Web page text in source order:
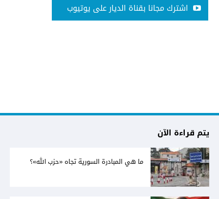
اشترك مجانا بقناة الديار على يوتيوب
يتم قراءة الآن
ما هي المبادرة السورية تجاه «حزب الله»؟